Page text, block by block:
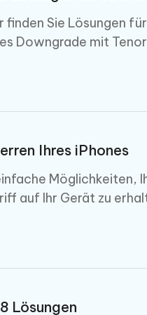
Sie Lösungen
Downgrade mit
Ihres iPhones
Möglichkeiten,
auf Ihr Gerät zu
Lösungen